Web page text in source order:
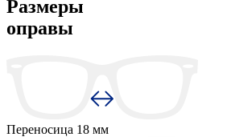
Размеры
оправы
Переносица 18 мм